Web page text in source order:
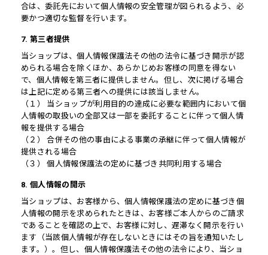
合は、委託先において個人情報の安全管理が図られるよう、必
要かつ適切な監督を行います。
7. 第三者提供
当ショップは、個人情報保護法その他の法令に基づき開示が認
められる場合を除くほか、あらかじめお客様の同意を得ない
で、個人情報を第三者に提供しません。但し、次に掲げる場合
は上記に定める第三者への提供には該当しません。
（１） 当ショップが利用目的の達成に必要な範囲内において個
人情報の取扱いの全部又は一部を委託することに伴って個人情
報を提供する場合
（２） 合併その他の事由による事業の承継に伴って個人情報が
提供される場合
（３） 個人情報保護法の定めに基づき共同利用する場合
8. 個人情報の開示
当ショップは、お客様から、個人情報保護法の定めに基づき個
人情報の開示を求められたときは、お客様ご本人からのご請求
であることを確認の上で、お客様に対し、遅滞なく開示を行い
ます（当該個人情報が存在しないときにはその旨を通知いたし
ます。）。但し、個人情報保護法その他の法令により、当ショ